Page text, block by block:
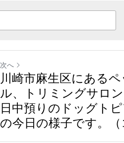
次へ
川崎市麻生区にある
ル、トリミングサロン
日中預りのドッグト
の今日の様子です。